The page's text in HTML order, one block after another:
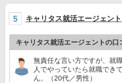
キャリタス就活エージェント
キャリタス就活エージェントの口
無責任な言い方ですが、就
人でやっていたら就職でき
ん。（20代／男性）